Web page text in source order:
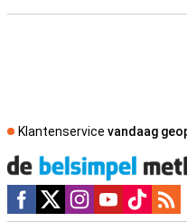
Klantenservice vandaag
Social media